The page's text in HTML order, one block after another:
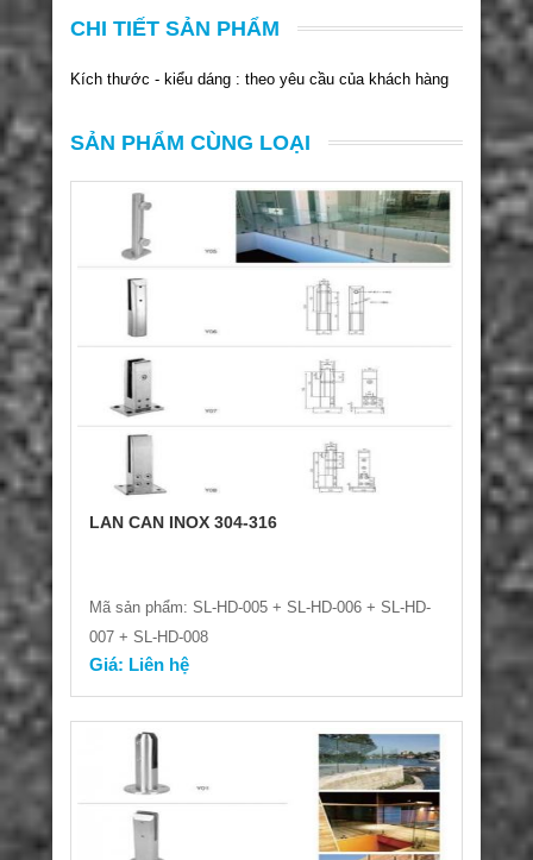
CHI TIẾT SẢN PHẨM
Kích thước - kiểu dáng : theo yêu cầu của khách hàng
SẢN PHẨM CÙNG LOẠI
LAN CAN INOX 304-316
Mã sản phẩm: SL-HD-005 + SL-HD-006 + SL-HD-
007 + SL-HD-008
Giá: Liên hệ